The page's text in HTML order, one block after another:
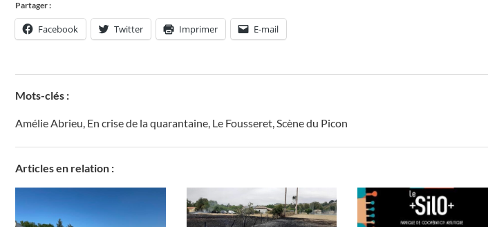
Partager :
Facebook Twitter Imprimer E-mail
Mots-clés :
Amélie Abrieu, En crise de la quarantaine, Le Fousseret,Scène du Picon
Articles en relation :